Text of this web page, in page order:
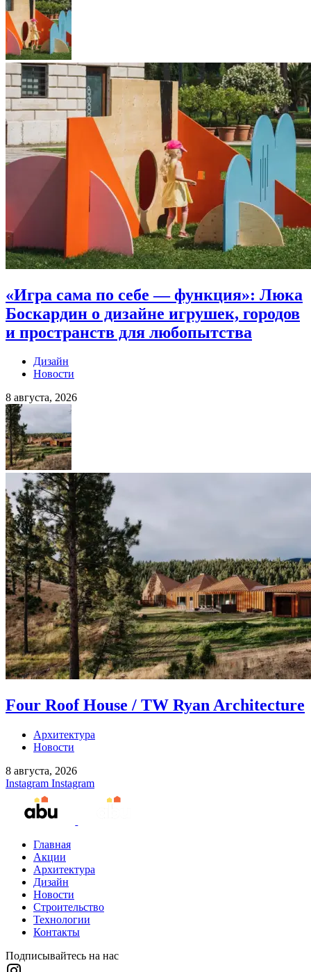
«Игра сама по себе — функция»: Люка
Боскардин о дизайне игрушек, городов
и пространств для любопытства
Дизайн
Новости
8 августа, 2026
Four Roof House / TW Ryan Architecture
Архитектура
Новости
8 августа, 2026
Instagram Instagram
Главная
Акции
Архитектура
Дизайн
Новости
Строительство
Технологии
Контакты
Подписывайтесь на нас